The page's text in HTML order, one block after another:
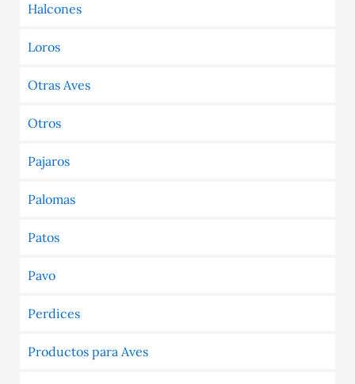
Halcones
Loros
Otras Aves
Otros
Pajaros
Palomas
Patos
Pavo
Perdices
Productos para Aves